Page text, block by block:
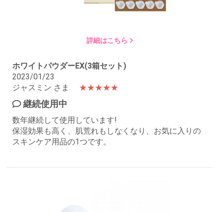
詳細はこちら
ホワイトパウダーEX(3箱セット)
2023/01/23
ジャスミン さま
★★★★★
継続使用中
数年継続して使用しています!
保湿効果も高く、肌荒れもしなくなり、お気に入りの
スキンケア用品の1つです。